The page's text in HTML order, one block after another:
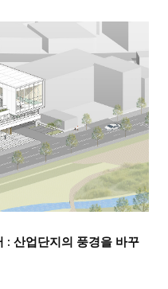
: 산업단지의 풍경을 바꾸